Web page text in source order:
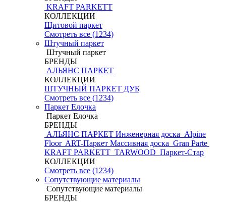
KRAFT PARKETT
КОЛЛЕКЦИИ
Щитовой паркет
Смотреть все (1234)
Штучный паркет
Штучный паркет
БРЕНДЫ
АЛЬЯНС ПАРКЕТ
КОЛЛЕКЦИИ
ШТУЧНЫЙ ПАРКЕТ ДУБ
Смотреть все (1234)
Паркет Елочка
Паркет Елочка
БРЕНДЫ
АЛЬЯНС ПАРКЕТ Инженерная доска Alpine
Floor ART-Паркет Массивная доска Gran Parte
KRAFT PARKETT TARWOOD Паркет-Стар
КОЛЛЕКЦИИ
Смотреть все (1234)
Сопутствующие материалы
Сопутствующие материалы
БРЕНДЫ